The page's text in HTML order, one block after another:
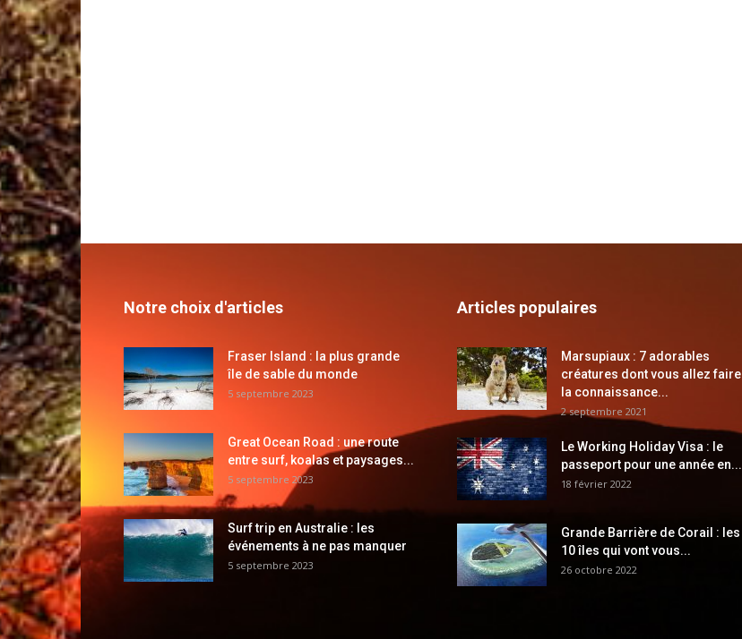
Notre choix d'articles
Fraser Island : la plus grande
île de sable du monde
5 septembre 2023
Great Ocean Road : une route
entre surf, koalas et paysages...
5 septembre 2023
Surf trip en Australie : les
événements à ne pas manquer
5 septembre 2023
Articles populaires
Marsupiaux : 7 adorables
créatures dont vous allez faire
la connaissance...
2 septembre 2021
Le Working Holiday Visa : le
passeport pour une année en...
18 février 2022
Grande Barrière de Corail : les
10 îles qui vont vous...
26 octobre 2022